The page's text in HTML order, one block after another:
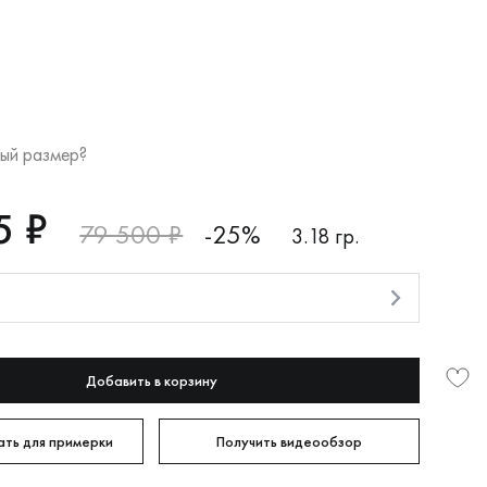
размер?
₽ 79 500 ₽ -25% 3.18 гр.
Добавить в корзину
для примерки Получить видеообзор